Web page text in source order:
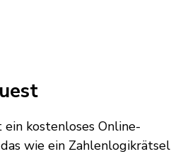
kostenloses Online-
wie ein Zahlenlogikrätsel